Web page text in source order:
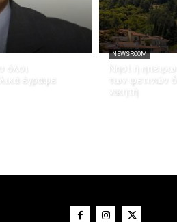
έγραψε
NEWSROOM
Νησί ή
των φετινών
νικητή